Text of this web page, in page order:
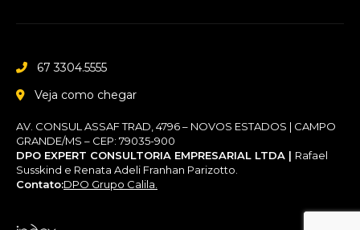
67 3304.5555
Veja como chegar
AV. CONSUL ASSAF TRAD, 4796 – NOVOS ESTADOS | CAMPO
GRANDE/MS – CEP: 79035-900
DPO EXPERT CONSULTORIA EMPRESARIAL LTDA | Rafael
Susskind e Renata Adeli Franhan Parizotto.
Contato:DPO Grupo Calila.